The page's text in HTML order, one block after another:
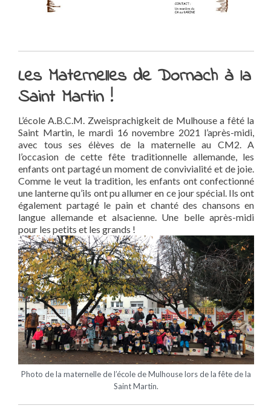
Les Maternelles de Dornach à la
Saint Martin !
L’école A.B.C.M. Zweisprachigkeit de Mulhouse a fêté la
Saint Martin, le mardi 16 novembre 2021 l’après-midi,
avec tous ses élèves de la maternelle au CM2. A
l’occasion de cette fête traditionnelle allemande, les
enfants ont partagé un moment de convivialité et de joie.
Comme le veut la tradition, les enfants ont confectionné
une lanterne qu’ils ont pu allumer en ce jour spécial. Ils ont
également partagé le pain et chanté des chansons en
langue allemande et alsacienne. Une belle après-midi
pour les petits et les grands !
Photo de la maternelle de l’école de Mulhouse lors de la fête de la
Saint Martin.